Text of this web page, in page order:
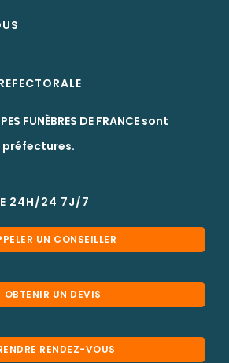
FUNÈBRES DE FRANCE sont
24H/24 7J/7
UN CONSEILLER
OBTENIR UN DEVIS
RENDEZ-VOUS